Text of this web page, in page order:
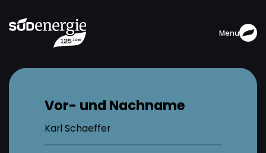
Menu
Vor- und Nachname
Karl Schaeffer